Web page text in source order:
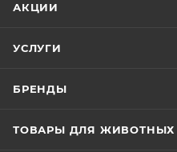
АКЦИИ
УСЛУГИ
БРЕНДЫ
ТОВАРЫ ДЛЯ ЖИВОТНЫХ